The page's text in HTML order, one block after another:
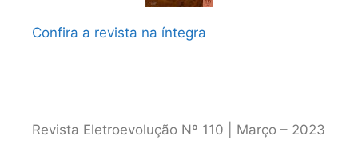
Confira a revista na íntegra
Revista Eletroevolução Nº 110 | Março – 2023